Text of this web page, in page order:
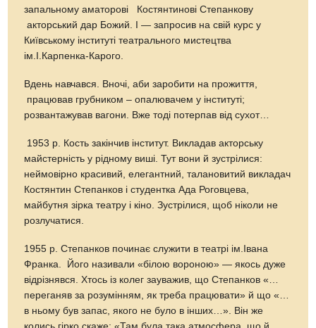
запальному аматорові Костянтинові Степанкову
акторський дар Божий. І — запросив на свій курс у
Київському інституті театрального мистецтва
ім.І.Карпенка-Карого.
Вдень навчався. Вночі, аби заробити на прожиття,
працював грубником – опалювачем у інституті;
розвантажував вагони. Вже тоді потерпав від сухот…
1953 р. Кость закінчив інститут. Викладав акторську
майстерність у рідному виші. Тут вони й зустрілися:
неймовірно красивий, елегантний, талановитий викладач
Костянтин Степанков і студентка Ада Роговцева,
майбутня зірка театру і кіно. Зустрілися, щоб ніколи не
розлучатися.
1955 р. Степанков починає служити в театрі ім.Івана
Франка. Його називали «білою вороною» — якось дуже
відрізнявся. Хтось із колег зауважив, що Степанков «…
переганяв за розумінням, як треба працювати» й що «…
в ньому був запас, якого не було в інших…». Він же